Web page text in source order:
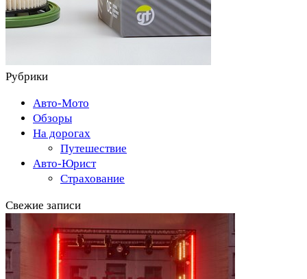
Рубрики
Авто-Мото
Обзоры
На дорогах
Путешествие
Авто-Юрист
Страхование
Свежие записи